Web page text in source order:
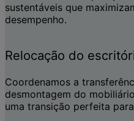
sustentáveis que
desempenho.
Relocação do
Coordenamos a
desmontagem do
uma transição perfeita